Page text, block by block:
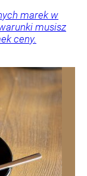
marek w
musisz
ceny.